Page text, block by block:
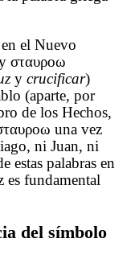
el Nuevo
σταυροω
y crucificar)
(aparte, por
de los Hechos,
una vez
ni Juan, ni
estas palabras en
es fundamental
del símbolo